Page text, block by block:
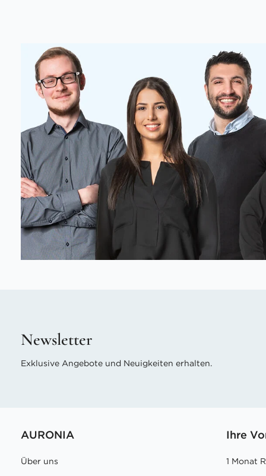
Newsletter
Exklusive Angebote und Neuigkeiten erhalten.
AURONIA
Über uns
Ihre
1 Monat